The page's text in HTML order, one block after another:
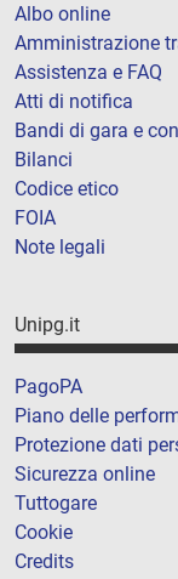
Albo online
Amministrazione
Assistenza e FAQ
Atti di notifica
Bandi di gara e
Bilanci
Codice etico
FOIA
Note legali
Unipg.it
PagoPA
Piano delle
Protezione dati
Sicurezza online
Tuttogare
Cookie
Credits